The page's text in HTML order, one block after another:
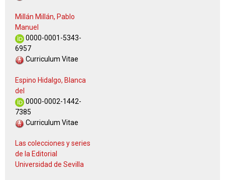
Millán Millán, Pablo
Manuel
0000-0001-5343-
6957
Curriculum Vitae
Espino Hidalgo, Blanca
del
0000-0002-1442-
7385
Curriculum Vitae
Las colecciones y series
de la Editorial
Universidad de Sevilla